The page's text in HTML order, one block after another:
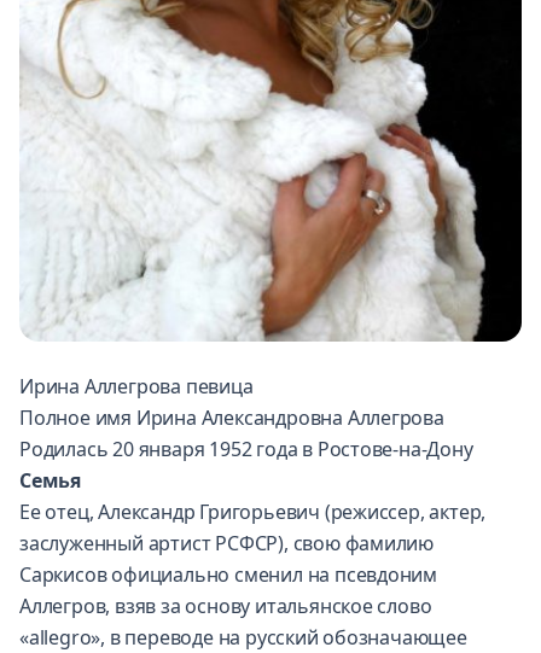
Ирина Аллегрова певица
Полное имя Ирина Александровна Аллегрова
Родилась 20 января 1952 года в Ростове-на-Дону
Семья
Ее отец, Александр Григорьевич (режиссер, актер,
заслуженный артист РСФСР), свою фамилию
Саркисов официально сменил на псевдоним
Аллегров, взяв за основу итальянское слово
«allegro», в переводе на русский обозначающее